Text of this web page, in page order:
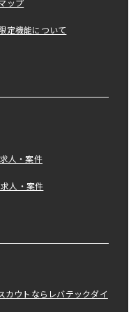
ップ
定機能について
人・案件
人・案件
カウトならレバテックダイ